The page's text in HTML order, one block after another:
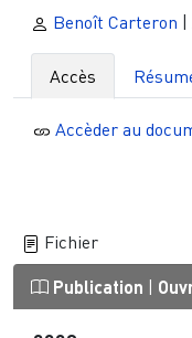
Benoît Carteron
Accès
Accèder au
Fichier
Publication